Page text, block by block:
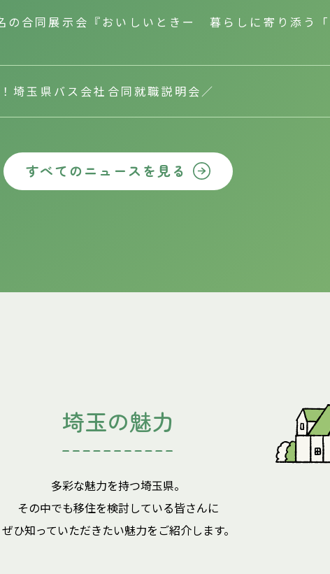
合同展示会『おいしいときー 暮らしに寄り添う「
埼玉県バス会社合同就職説明会／
すべてのニュースを見る
埼玉の魅力
多彩な魅力を持つ埼玉県。
その中でも移住を検討している皆さんに
ぜひ知っていただきたい魅力をご紹介します。